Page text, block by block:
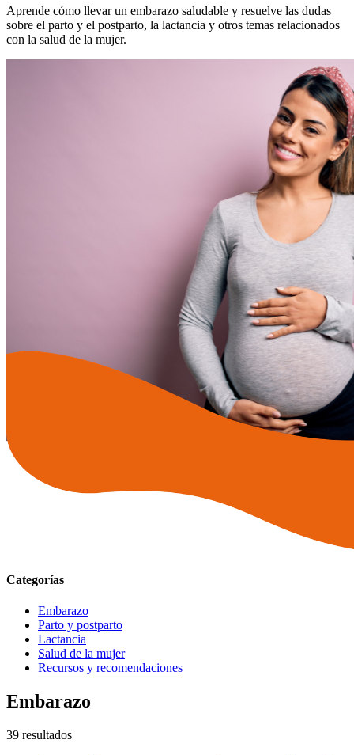
Aprende cómo llevar un embarazo saludable y resuelve las dudas
sobre el parto y el postparto, la lactancia y otros temas relacionados
con la salud de la mujer.
Categorías
Embarazo
Parto y postparto
Lactancia
Salud de la mujer
Recursos y recomendaciones
Embarazo
39 resultados